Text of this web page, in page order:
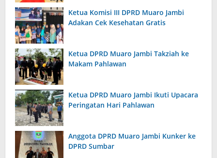
Ketua Komisi III DPRD Muaro Jambi
Adakan Cek Kesehatan Gratis
Ketua DPRD Muaro Jambi Takziah ke
Makam Pahlawan
Ketua DPRD Muaro Jambi Ikuti Upacara
Peringatan Hari Pahlawan
Anggota DPRD Muaro Jambi Kunker ke
DPRD Sumbar